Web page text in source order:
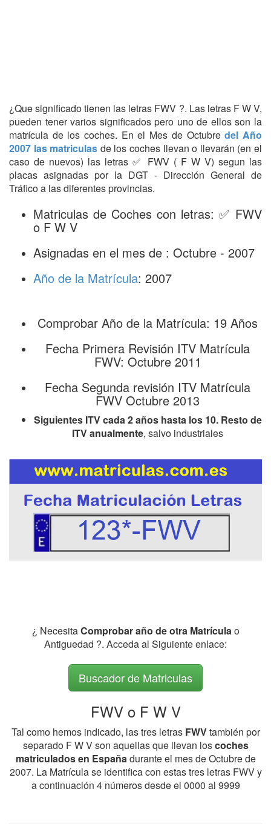
¿Que significado tienen las letras FWV ?. Las letras F W V,
pueden tener varios significados pero uno de ellos son la
matrícula de los coches. En el Mes de Octubredel Año
2007 las matriculas de los coches llevan o llevarán (en el
caso de nuevos) las letras ✅ FWV ( F W V) segun las
placas asignadas por la DGT - Dirección General de
Tráfico a las diferentes provincias.
Matriculas de Coches con letras: ✅ FWV
o F W V
Asignadas en el mes de : Octubre - 2007
Año de la Matrícula: 2007
Comprobar Año de la Matrícula: 19 Años
Fecha Primera Revisión ITV Matrícula
FWV: Octubre 2011
Fecha Segunda revisión ITV Matrícula
FWV Octubre 2013
Siguientes ITV cada 2 años hasta los 10. Resto de
ITV anualmente, salvo industriales
¿ NecesitaComprobar año de otra Matrículao
Antiguedad ?. Acceda al Siguiente enlace:
Buscador de Matriculas
FWV o F W V
Tal como hemos indicado, las tres letras FWVtambién por
separado F W V son aquellas que llevan loscoches
matriculados en Españadurante el mes de Octubre de
2007. La Matrícula se identifica con estas tres letras FWV y
a continuación 4 números desde el 0000 al 9999